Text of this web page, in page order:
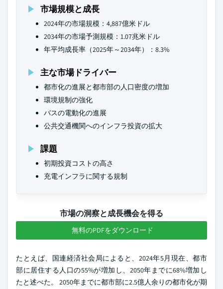
市場規模と成長
2024年の市場規模：4,887億米ドル
2034年の市場予測規模：1.07兆米ドル
年平均成長率（2025年～2034年）：8.3%
主な市場ドライバー
都市化の進展と都市部の人口密度の増加
環境規制の強化
バスの電動化の進展
公共交通機関へのインフラ投資の拡大
課題
初期投資コストの高さ
充電インフラに関する規制
市場の洞察と成長機会を得る
無料のPDFをダウンロード
たとえば、国連経済社会局によると、2024年5月現在、都市
部に居住する人口の55%が増加し、2050年までに68%増加し
たと述べた。 2050年までに都市部に2.5億人余りの都市化が期